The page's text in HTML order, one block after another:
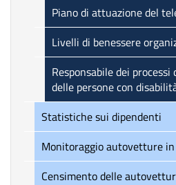
Piano di attuazione del
Livelli di benessere
Responsabile dei processi di inserimento
delle persone con
Statistiche sui dipendenti
Monitoraggio autovetture
Censimento delle